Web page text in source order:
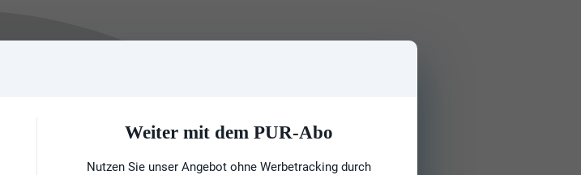
Weiter mit dem PUR-Abo
Nutzen Sie unser Angebot ohne Werbetracking durch